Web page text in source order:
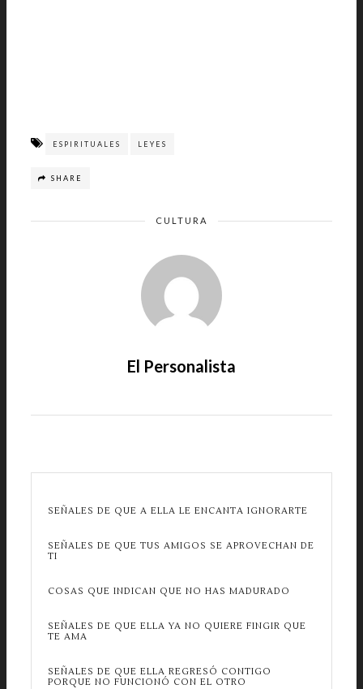
ESPIRITUALES LEYES
SHARE
CULTURA
El Personalista
SEÑALES DE QUE A ELLA LE ENCANTA IGNORARTE
SEÑALES DE QUE TUS AMIGOS SE APROVECHAN DE
TI
COSAS QUE INDICAN QUE NO HAS MADURADO
SEÑALES DE QUE ELLA YA NO QUIERE FINGIR QUE
TE AMA
SEÑALES DE QUE ELLA REGRESÓ CONTIGO
PORQUE NO FUNCIONÓ CON EL OTRO